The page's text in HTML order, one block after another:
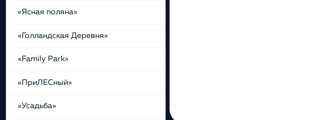
«Ясная поляна»
«Голландская Деревня»
«Family Park»
«ПриЛЕСный»
«Усадьба»